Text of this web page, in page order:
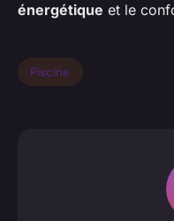
énergétique et le
Piscine